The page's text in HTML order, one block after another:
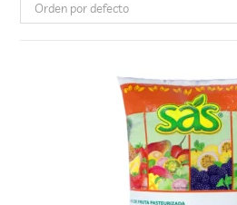
Orden por defecto